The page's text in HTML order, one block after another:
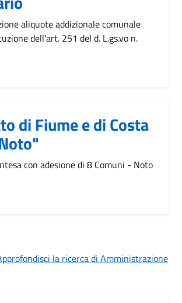
aliquote addizionale comunale
dell'art. 251 del d. L.gs.vo n.
di Fiume e di Costa
con adesione di 8 Comuni - Noto
la ricerca di Amministrazione